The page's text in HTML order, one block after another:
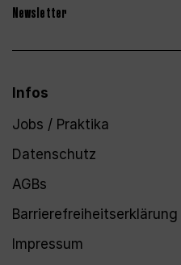
Newsletter
Infos
Jobs / Praktika
Datenschutz
AGBs
Barrierefreiheitserklärung
Impressum